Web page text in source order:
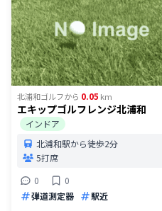
北浦和ゴルフから 0.05 km
エキップゴルフレンジ北浦和
インドア
北浦和駅から徒歩2分
5打席
0
0
弾道測定器
駅近